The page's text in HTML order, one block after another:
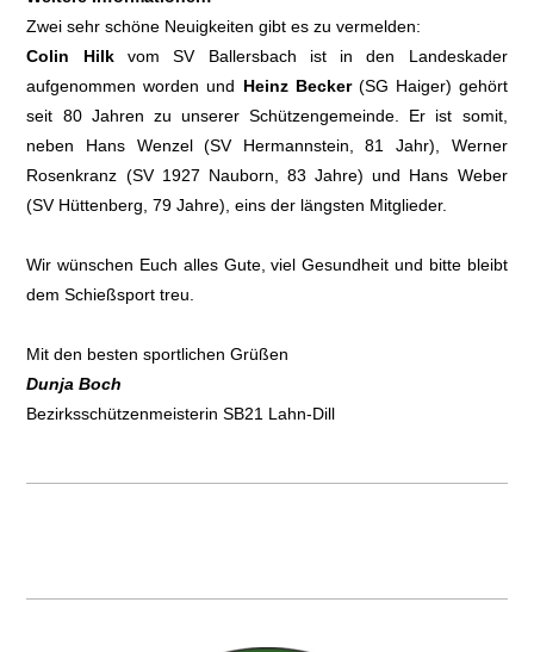
Zwei sehr schöne Neuigkeiten gibt es zu vermelden:
Colin Hilkvom SV Ballersbach ist in den Landeskader
aufgenommen worden und Heinz Becker(SG Haiger) gehört
seit 80 Jahren zu unserer Schützengemeinde. Er ist somit,
neben Hans Wenzel (SV Hermannstein, 81 Jahr), Werner
Rosenkranz (SV 1927 Nauborn, 83 Jahre) und Hans Weber
(SV Hüttenberg, 79 Jahre), eins der längsten Mitglieder.
Wir wünschen Euch alles Gute, viel Gesundheit und bitte bleibt
dem Schießsport treu.
Mit den besten sportlichen Grüßen
Dunja Boch
Bezirksschützenmeisterin SB21 Lahn-Dill